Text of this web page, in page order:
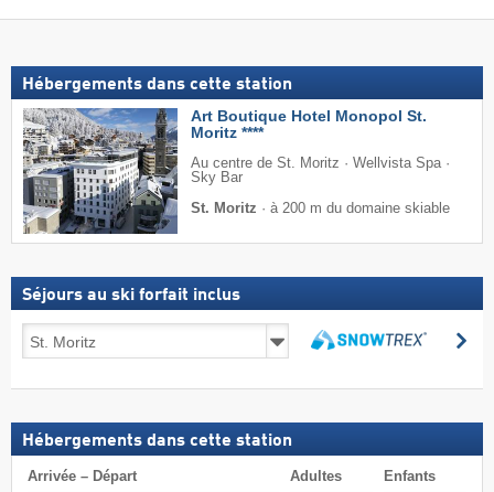
Hébergements dans cette station
Art Boutique Hotel Monopol St.
Moritz ****
Au centre de St. Moritz · Wellvista Spa ·
Sky Bar
St. Moritz · à 200 m du domaine skiable
Séjours au ski forfait inclus
au
forfait
Hébergements dans cette station
Arrivée – Départ Adultes Enfants